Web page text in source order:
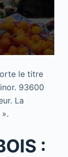
le titre
93600
La
».
: